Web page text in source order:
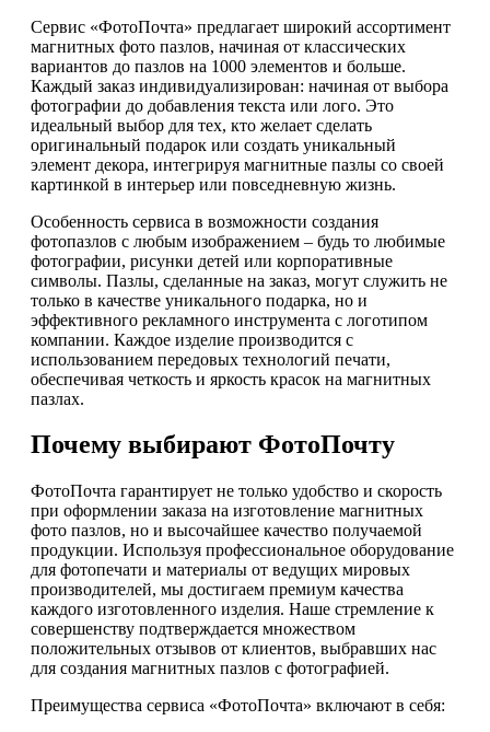
Сервис «ФотоПочта» предлагает широкий ассортимент
магнитных фото пазлов, начиная от классических
вариантов до пазлов на 1000 элементов и больше.
Каждый заказ индивидуализирован: начиная от выбора
фотографии до добавления текста или лого. Это
идеальный выбор для тех, кто желает сделать
оригинальный подарок или создать уникальный
элемент декора, интегрируя магнитные пазлы со своей
картинкой в интерьер или повседневную жизнь.
Особенность сервиса в возможности создания
фотопазлов с любым изображением – будь то любимые
фотографии, рисунки детей или корпоративные
символы. Пазлы, сделанные на заказ, могут служить не
только в качестве уникального подарка, но и
эффективного рекламного инструмента с логотипом
компании. Каждое изделие производится с
использованием передовых технологий печати,
обеспечивая четкость и яркость красок на магнитных
пазлах.
Почему выбирают ФотоПочту
ФотоПочта гарантирует не только удобство и скорость
при оформлении заказа на изготовление магнитных
фото пазлов, но и высочайшее качество получаемой
продукции. Используя профессиональное оборудование
для фотопечати и материалы от ведущих мировых
производителей, мы достигаем премиум качества
каждого изготовленного изделия. Наше стремление к
совершенству подтверждается множеством
положительных отзывов от клиентов, выбравших нас
для создания магнитных пазлов с фотографией.
Преимущества сервиса «ФотоПочта» включают в себя: